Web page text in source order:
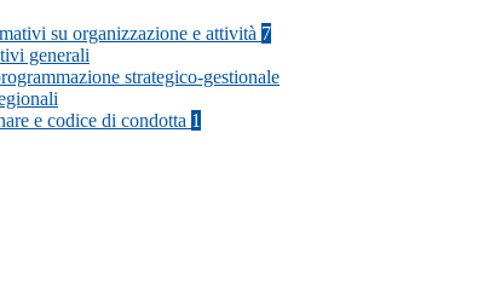
su organizzazione e attività 7
generali
strategico-gestionale
e codice di condotta 1